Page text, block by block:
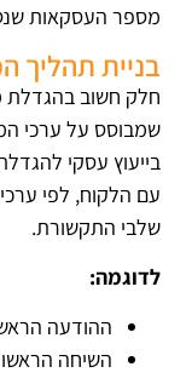
מספר העסקאות
בניית תהליך
חלק חשוב בהגדלת
שמבוסס על ערכי
בייעוץ עסקי
עם הלקוח, לפי ערכי
שלבי התקשורת.
לדוגמה:
ההודעה
השיחה